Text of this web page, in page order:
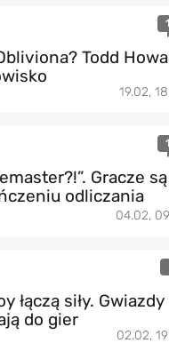
Todd
19.02,
Gracze są
odliczania
04.02,
łączą siły. Gwiazdy
do gier
02.02,